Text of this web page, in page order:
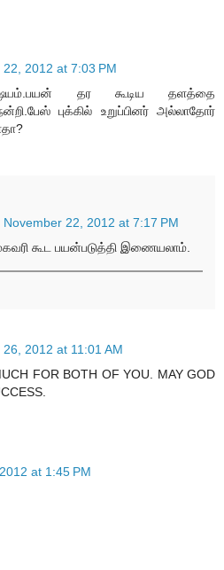
22, 2012 at 7:03 PM
தர கூடிய தளத்தை
புக்கில் உறுப்பினர் அல்லாதோர்
November 22, 2012 at 7:17 PM
கூட பயன்படுத்தி இணையலாம்.
2012 at 11:01 AM
FOR BOTH OF YOU. MAY GOD
at 1:45 PM